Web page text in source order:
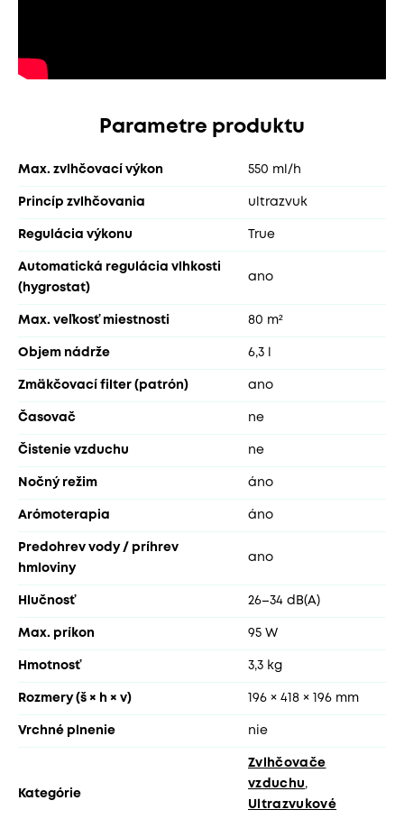
Parametre produktu
Max. zvlhčovací výkon 550 ml/h
Princíp zvlhčovania ultrazvuk
Regulácia výkonu True
Automatická regulácia vlhkosti
(hygrostat)
ano
Max. veľkosť miestnosti 80 m²
Objem nádrže 6,3 l
Zmäkčovací filter (patrón) ano
Časovač ne
Čistenie vzduchu ne
Nočný režim áno
Arómoterapia áno
Predohrev vody / príhrev
hmloviny
ano
Hlučnosť 26–34 dB(A)
Max. príkon 95 W
Hmotnosť 3,3 kg
Rozmery (š × h × v) 196 × 418 × 196 mm
Vrchné plnenie nie
Kategórie
Zvlhčovače
vzduchu,
Ultrazvukové